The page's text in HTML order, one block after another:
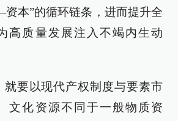
本”的循环链条，进而提升全
高质量发展注入不竭内生动
就要以现代产权制度与要素市
文化资源不同于一般物质资